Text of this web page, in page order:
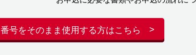
番号をそのまま使用する方はこちら